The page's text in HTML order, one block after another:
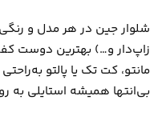
شلوار جین در هر مدل و رنگی
زاپ‌دار و…) بهترین دوست
مانتو، کت تک یا پالتو
بی‌انتها همیشه استایلی به